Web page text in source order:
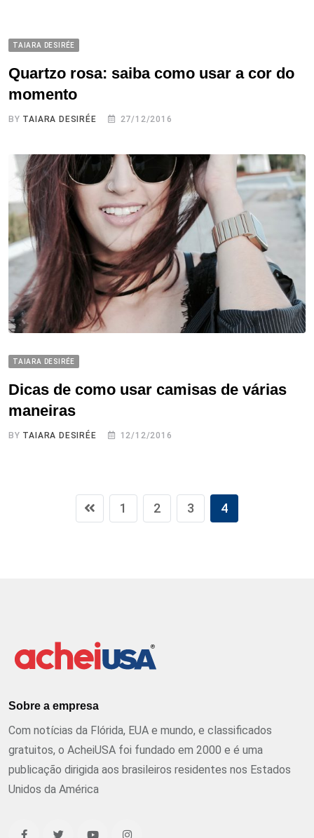
TAIARA DESIRÉE
Quartzo rosa: saiba como usar a cor do
momento
BY TAIARA DESIRÉE 27/12/2016
TAIARA DESIRÉE
Dicas de como usar camisas de várias
maneiras
BY TAIARA DESIRÉE 12/12/2016
1 2 3 4
Sobre a empresa
Com notícias da Flórida, EUA e mundo, e classificados
gratuitos, o AcheiUSA foi fundado em 2000 e é uma
publicação dirigida aos brasileiros residentes nos Estados
Unidos da América